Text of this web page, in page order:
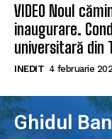
VIDEO Noul
inaugurare.
universitară din
INEDIT 4 februarie
Ghidul